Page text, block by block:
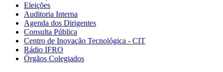
Eleições
Auditoria Interna
Agenda dos Dirigentes
Consulta Pública
Centro de Inovação Tecnológica - CIT
Rádio IFRO
Órgãos Colegiados